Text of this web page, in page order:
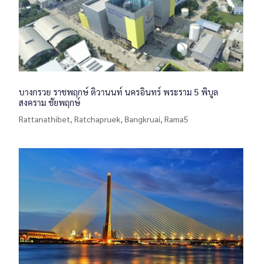
บางกรวย ราชพฤกษ์ ติวานนท์ นครอินทร์ พระราม 5 พิบูล
สงคราม ชัยพฤกษ์
Rattanathibet, Ratchapruek, Bangkruai, Rama5